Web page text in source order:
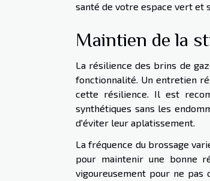
santé de votre espace vert et
Maintien de la
La résilience des brins de
fonctionnalité. Un entretien
cette résilience. Il est
synthétiques sans les
d'éviter leur aplatissement.
La fréquence du brossage
pour maintenir une bonne
vigoureusement pour ne